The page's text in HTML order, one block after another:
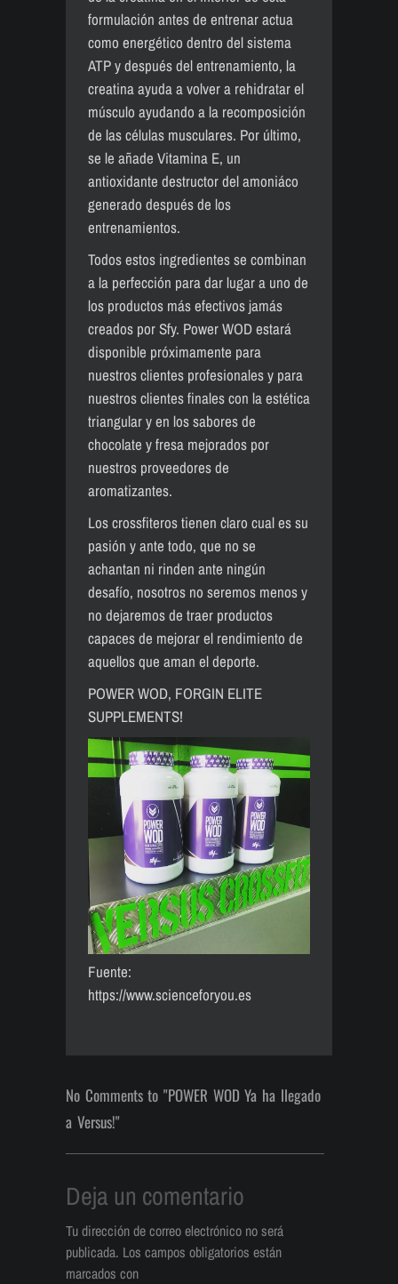
formulación antes de entrenar actua
como energético dentro del sistema
ATP y después del entrenamiento, la
creatina ayuda a volver a rehidratar el
músculo ayudando a la recomposición
de las células musculares. Por último,
se le añade Vitamina E, un
antioxidante destructor del amoniáco
generado después de los
entrenamientos.
Todos estos ingredientes se combinan
a la perfección para dar lugar a uno de
los productos más efectivos jamás
creados por Sfy. Power WOD estará
disponible próximamente para
nuestros clientes profesionales y para
nuestros clientes finales con la estética
triangular y en los sabores de
chocolate y fresa mejorados por
nuestros proveedores de
aromatizantes.
Los crossfiteros tienen claro cual es su
pasión y ante todo, que no se
achantan ni rinden ante ningún
desafío, nosotros no seremos menos y
no dejaremos de traer productos
capaces de mejorar el rendimiento de
aquellos que aman el deporte.
POWER WOD, FORGIN ELITE
SUPPLEMENTS!
Fuente:
https://www.scienceforyou.es
No Comments to "POWER WOD Ya ha llegado
a Versus!"
Deja un comentario
Tu dirección de correo electrónico no será
publicada. Los campos obligatorios están
marcados con